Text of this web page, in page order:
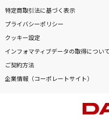
特定商取引法に基づく表示
プライバシーポリシー
クッキー設定
インフォマティブデータの取得について
ご契約方法
企業情報（コーポレートサイト）